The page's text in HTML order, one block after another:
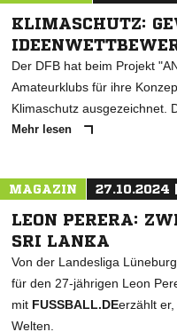
KLIMASCHUTZ:
Der DFB hat beim Projekt
Amateurklubs für ihre
Klimaschutz ausgezeichnet.
Mehr lesen
MAGAZIN 27.10.2024
LEON PERERA:
SRI LANKA
Von der Landesliga
für den 27-jährigen Leon
mit FUSSBALL.DEerzählt
Welten.